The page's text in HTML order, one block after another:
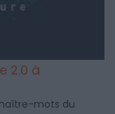
2.0 à
mots du